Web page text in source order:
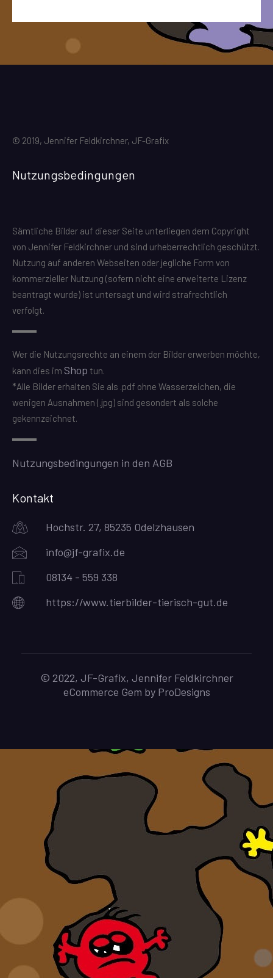
© 2019, Jennifer Feldkirchner, JF-Grafix
Nutzungsbedingungen
Sämtliche Bilder auf dieser Seite unterliegen dem Copyright
von Jennifer Feldkirchner und sind urheberrechtlich geschützt.
Nutzung auf anderen Webseiten oder jegliche Form von
kommerzieller Nutzung (sofern nicht eine erweiterte Lizenz
beantragt wurde) ist untersagt und wird strafrechtlich
verfolgt.
Wer die Nutzungsrechte an einem der Bilder erwerben möchte,
kann dies im Shop tun.
*Alle Bilder erhalten Sie als .pdf ohne Wasserzeichen, die
wenigen Ausnahmen (.jpg) sind gesondert als solche
gekennzeichnet.
Nutzungsbedingungen in den AGB
Kontakt
Hochstr. 27, 85235 Odelzhausen
info@jf-grafix.de
08134 - 559 338
https://www.tierbilder-tierisch-gut.de
© 2022, JF-Grafix, Jennifer Feldkirchner
eCommerce Gem by ProDesigns